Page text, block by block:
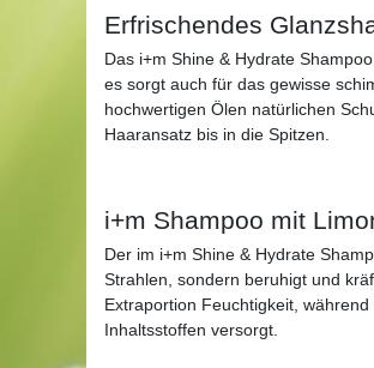
Erfrischendes
Das i+m Shine & Hydrate
es sorgt auch für das gewisse
hochwertigen Ölen natürlichen
Haaransatz bis in die Spitzen.
i+m Shampoo mit
Der im i+m Shine & Hydrate
Strahlen, sondern beruhigt und
Extraportion Feuchtigkeit,
Inhaltsstoffen versorgt.